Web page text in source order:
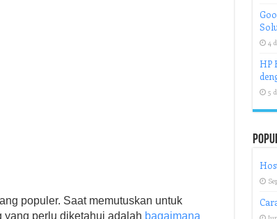
populer. Saat memutuskan untuk
yang perlu diketahui adalah bagaimana
4
HP
5